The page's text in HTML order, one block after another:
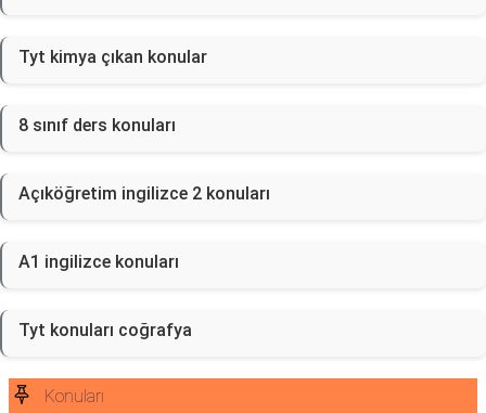
Tyt kimya çıkan konular
8 sınıf ders konuları
Açıköğretim ingilizce 2 konuları
A1 ingilizce konuları
Tyt konuları coğrafya
Konuları